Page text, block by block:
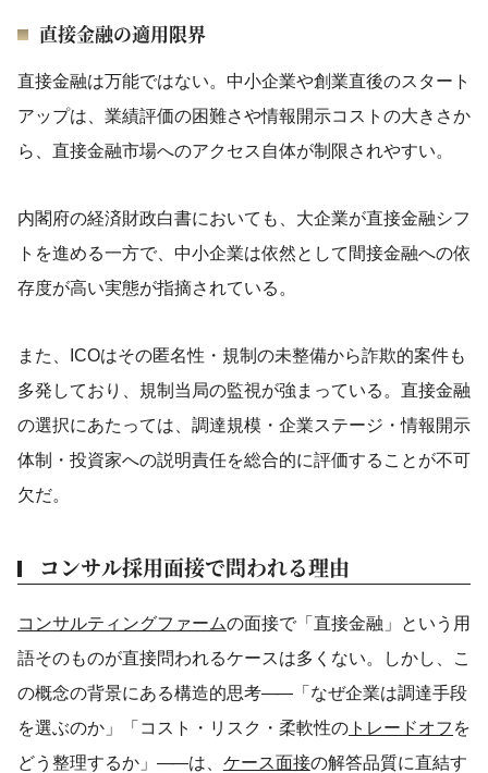
直接金融の適用限界
直接金融は万能ではない。中小企業や創業直後のスタート
アップは、業績評価の困難さや情報開示コストの大きさか
ら、直接金融市場へのアクセス自体が制限されやすい。
内閣府の経済財政白書においても、大企業が直接金融シフ
トを進める一方で、中小企業は依然として間接金融への依
存度が高い実態が指摘されている。
また、ICOはその匿名性・規制の未整備から詐欺的案件も
多発しており、規制当局の監視が強まっている。直接金融
の選択にあたっては、調達規模・企業ステージ・情報開示
体制・投資家への説明責任を総合的に評価することが不可
欠だ。
コンサル採用面接で問われる理由
コンサルティングファームの面接で「直接金融」という用
語そのものが直接問われるケースは多くない。しかし、こ
の概念の背景にある構造的思考——「なぜ企業は調達手段
を選ぶのか」「コスト・リスク・柔軟性の トレードオフ を
どう整理するか」 ——は、 ケース面接の解答品質に直結す